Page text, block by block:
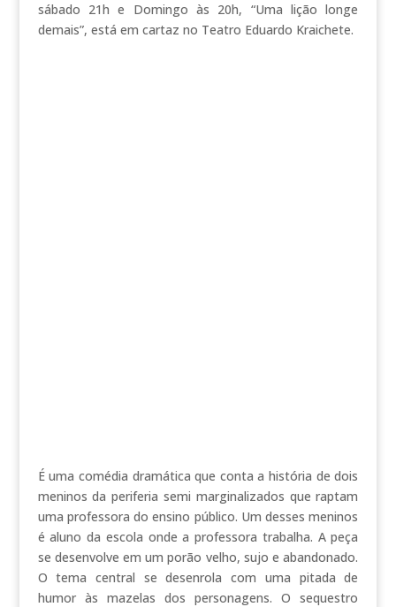
sábado 21h e Domingo às 20h, “Uma lição longe
demais”, está em cartaz no Teatro Eduardo Kraichete.
É uma comédia dramática que conta a história de dois
meninos da periferia semi marginalizados que raptam
uma professora do ensino público. Um desses meninos
é aluno da escola onde a professora trabalha. A peça
se desenvolve em um porão velho, sujo e abandonado.
O tema central se desenrola com uma pitada de
humor às mazelas dos personagens. O sequestro